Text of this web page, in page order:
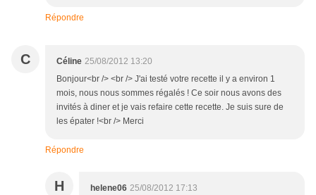
Répondre
C Céline 25/08/2012 13:20
Bonjour<br /> <br /> J'ai testé votre recette il y a environ 1
mois, nous nous sommes régalés ! Ce soir nous avons des
invités à diner et je vais refaire cette recette. Je suis sure de
les épater !<br /> Merci
Répondre
H helene06 25/08/2012 17:13